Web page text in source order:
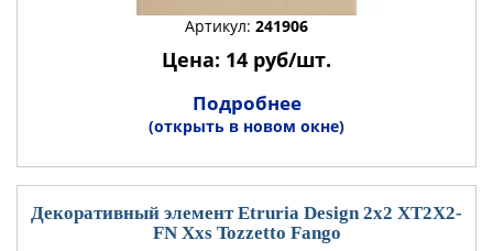
Артикул: 241906
Цена: 14 руб/шт.
Подробнее
(открыть в новом окне)
Декоративный элемент Etruria Design 2x2 XT2X2-
FN Xxs Tozzetto Fango